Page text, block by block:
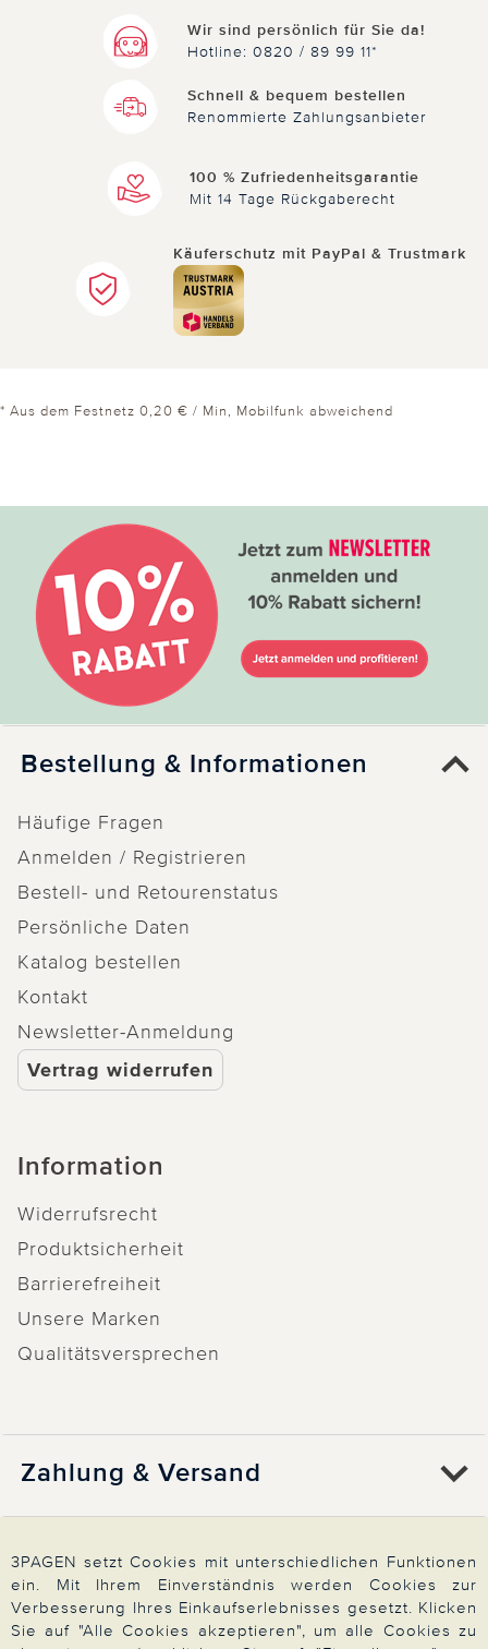
Wir sind persönlich für Sie da!
Hotline: 0820 / 89 99 11*
Schnell & bequem bestellen
Renommierte Zahlungsanbieter
100 % Zufriedenheitsgarantie
Mit 14 Tage Rückgaberecht
Käuferschutz mit PayPal & Trustmark
* Aus dem Festnetz 0,20 € / Min, Mobilfunk abweichend
Bestellung & Informationen
Häufige Fragen
Anmelden / Registrieren
Bestell- und Retourenstatus
Persönliche Daten
Katalog bestellen
Kontakt
Newsletter-Anmeldung
Vertrag widerrufen
Information
Widerrufsrecht
Produktsicherheit
Barrierefreiheit
Unsere Marken
Qualitätsversprechen
Zahlung & Versand
Über 3PAGEN
Wir beraten Sie gern
3PAGEN setzt Cookies mit unterschiedlichen Funktionen
ein. Mit Ihrem Einverständnis werden Cookies zur
Verbesserung Ihres Einkaufserlebnisses gesetzt. Klicken
Sie auf "Alle Cookies akzeptieren", um alle Cookies zu